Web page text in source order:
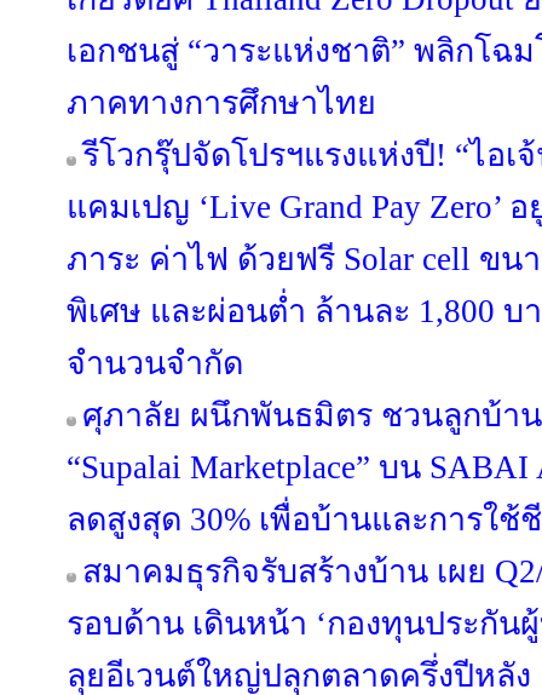
เอกชนสู่ “วาระแห่งชาติ” พลิกโฉ
ภาคทางการศึกษาไทย
รีโวกรุ๊ปจัดโปรฯแรงแห่งปี! “ไอเ
แคมเปญ ‘Live Grand Pay Zero’
ภาระ ค่าไฟ ด้วยฟรี Solar cell ขน
พิเศษ และผ่อนต่ำ ล้านละ 1,800
จำนวนจำกัด
ศุภาลัย ผนึกพันธมิตร ชวนลูกบ้าน
“Supalai Marketplace” บน
ลดสูงสุด 30% เพื่อบ้านและการใ
สมาคมธุรกิจรับสร้างบ้าน เผย
รอบด้าน เดินหน้า ‘กองทุนประกัน
ลุยอีเวนต์ใหญ่ปลุกตลาดครึ่งปีหลัง